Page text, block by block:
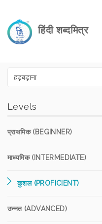
हिंदी शब्दमित्र
Levels
प्राथमिक (BEGINNER)
माध्यमिक (INTERMEDIATE)
कुशल (PROFICIENT)
उन्नत (ADVANCED)